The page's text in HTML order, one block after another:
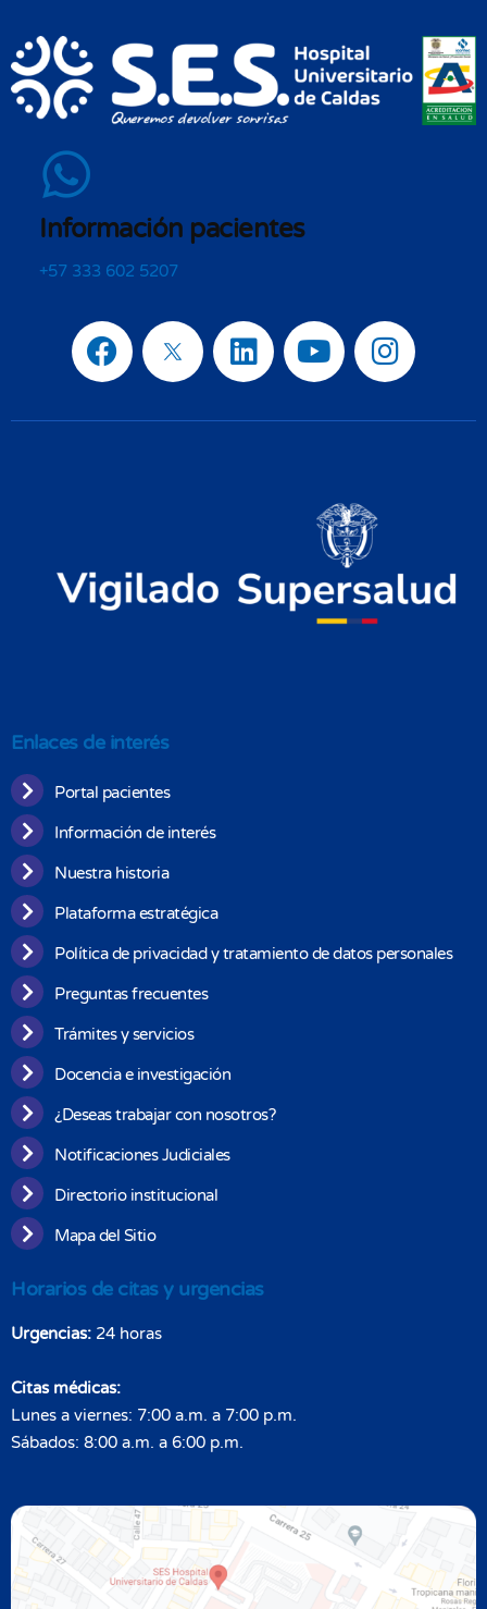
Información pacientes
+57 333 602 5207
Enlaces de interés
Portal pacientes
Información de interés
Nuestra historia
Plataforma estratégica
Política de privacidad y tratamiento de datos personales
Preguntas frecuentes
Trámites y servicios
Docencia e investigación
¿Deseas trabajar con nosotros?
Notificaciones Judiciales
Directorio institucional
Mapa del Sitio
Horarios de citas y urgencias
Urgencias: 24 horas
Citas médicas:
Lunes a viernes: 7:00 a.m. a 7:00 p.m.
Sábados: 8:00 a.m. a 6:00 p.m.